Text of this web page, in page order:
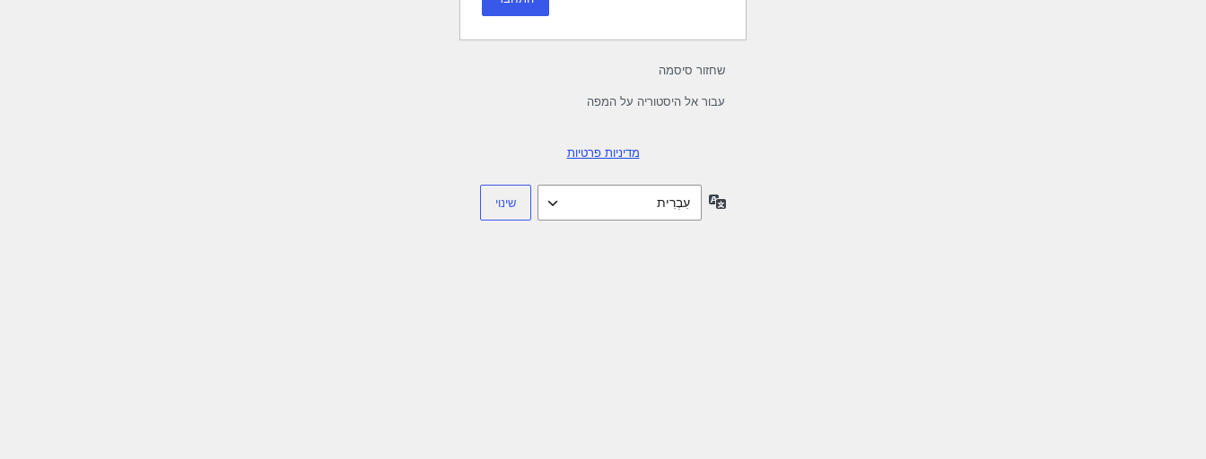
שחזור סיסמה
עבור אל היסטוריה על המפה
מדיניות פרטיות
שפה